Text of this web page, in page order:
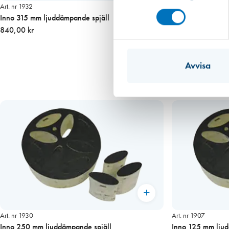
Avvisa
Art. nr 1932
Inno 315 mm ljuddämpande spjäll
840,00 kr
Art. nr 1930
Inno 250 mm ljuddämpande spjäll
Art. nr 1907
Inno 125 mm